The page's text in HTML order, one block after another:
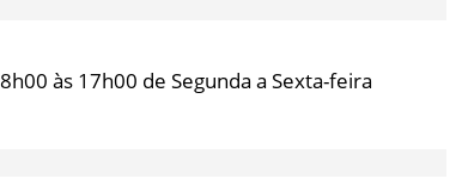
8h00 às 17h00 de Segunda a Sexta-feira